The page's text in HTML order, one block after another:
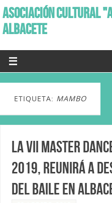
ASOCIACIÓN CULTURAL
ALBACETE
ETIQUETA: MAMBO
La VII Master
2019, reunirá a
del baile en